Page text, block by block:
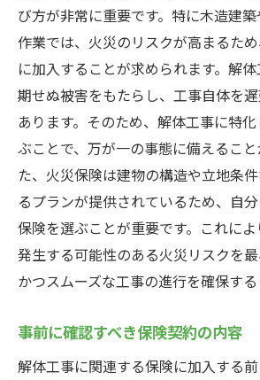
び方が非常に重要です。特に木造建
作業では、火災のリスクが高まるた
に加入することが求められます。解
期せぬ被害をもたらし、工事自体を
あります。そのため、解体工事に特
ぶことで、万が一の事態に備えるこ
た、火災保険は建物の構造や立地条
るプランが提供されているため、自
保険を選ぶことが重要です。これに
発生する可能性のある火災リスクを
かつスムーズな工事の進行を確保する
事前に確認すべき保険契約の内容
解体工事に関連する保険に加入する